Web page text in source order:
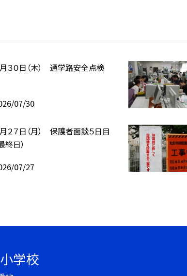
３０日（木） 通学路安全点検
07/30
２７日（月） 保護者面談５日目
終日）
07/27
学校